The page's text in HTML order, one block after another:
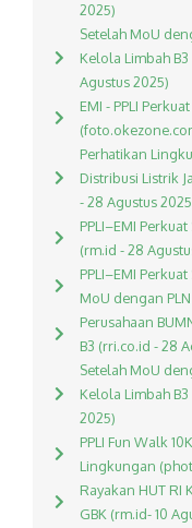
2025)
Setelah MoU
Kelola Limbah
Agustus 2025)
EMI - PPLI
Perhatikan
Distribusi Listrik
- 28 Agustus
PPLI–EMI
(rm.id - 28
PPLI–EMI
MoU dengan
Perusahaan
B3 (rri.co.id - 28
Setelah MoU
Kelola Limbah
2025)
PPLI Fun Walk
Lingkungan
Rayakan HUT RI
GBK (rm.id- 10